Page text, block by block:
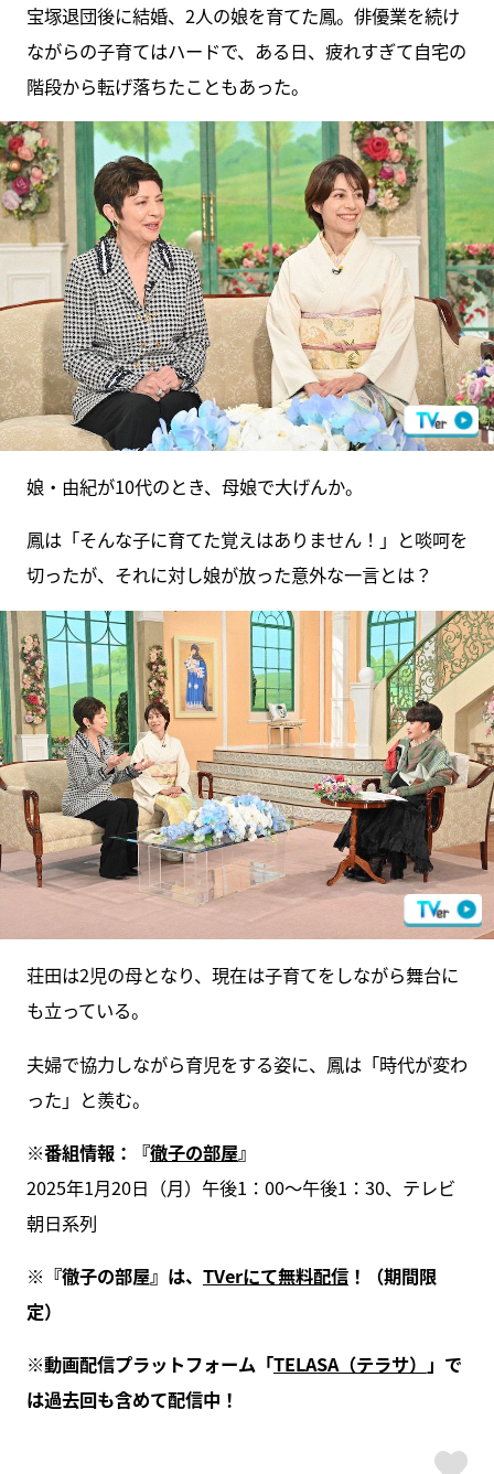
宝塚退団後に結婚、2人の娘を育てた鳳。俳優業を続け
ながらの子育てはハードで、ある日、疲れすぎて自宅の
階段から転げ落ちたこともあった。
娘・由紀が10代のとき、母娘で大げんか。
鳳は「そんな子に育てた覚えはありません！」と啖呵を
切ったが、それに対し娘が放った意外な一言とは？
荘田は2児の母となり、現在は子育てをしながら舞台に
も立っている。
夫婦で協力しながら育児をする姿に、鳳は「時代が変わ
った」と羨む。
※番組情報：『徹子の部屋』
2025年1月20日（月）午後1：00～午後1：30、テレビ
朝日系列
※『徹子の部屋』は、 TVerにて無料配信！（期間限
定）
※動画配信プラットフォーム「TELASA（テラサ） 」で
は過去回も含めて配信中！